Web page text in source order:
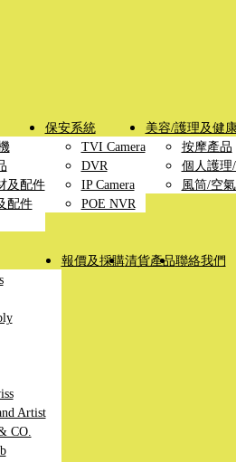
及配件
配件
保安系統
TVI Camera
DVR
IP Camera
POE NVR
美容/護理及健
按摩產品
個人護理
風筒/空
Artist
CO.
報價及採購清貨產品聯絡我們